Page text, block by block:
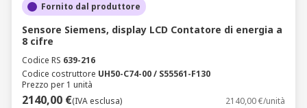
Fornito dal produttore
Sensore Siemens, display LCD Contatore di energia a
8 cifre
Codice RS 639-216
Codice costruttore UH50-C74-00 / S55561-F130
Prezzo per 1 unità
2140,00 €(IVA esclusa) 2140,00 €/unità